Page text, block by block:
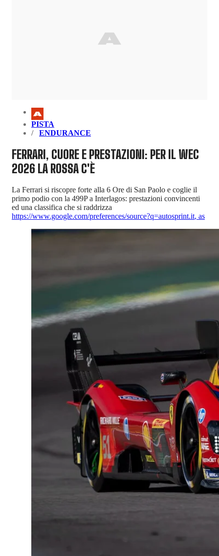
PISTA
ENDURANCE
FERRARI, CUORE E PRESTAZIONI: PER IL WEC
2026 LA ROSSA C'È
La Ferrari si riscopre forte alla 6 Ore di San Paolo e coglie il
primo podio con la 499P a Interlagos: prestazioni convincenti
ed una classifica che si raddrizza
https://www.google.com/preferences/source?q=autosprint.it, as